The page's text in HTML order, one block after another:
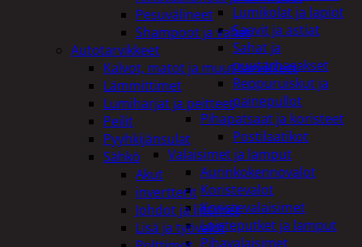
Lumikolat ja lapiot
Saavit ja astiat
Sahat ja
puutarhasakset
Reppuruiskut ja
painepullot
Pihapatsaat ja koristeet
Postilaatikot
Valaisimet ja lamput
Aurinkokennovalot
Koristevalot
Koristevalaisimet
Loisteputket ja lamput
Pihavalaisimet
Pesuvälineet
Shampoot ja vahat
Autotarvikkeet
Kalvot, matot ja muut tarvikkeet
Lämmittimet
Lumiharjat ja peitteet
Peilit
Pyyhkijänsulat
Sähkö
Akut
invertterit
Johdot ja liittimet
Lisä ja työvalot